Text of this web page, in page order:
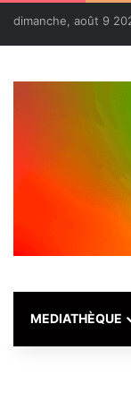
dimanche, août 9
MEDIATHÈQUE